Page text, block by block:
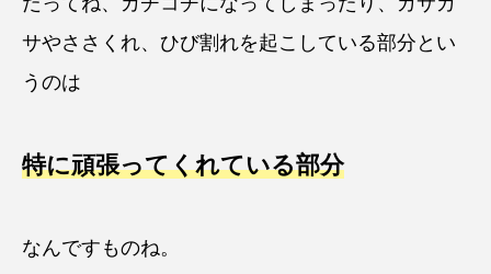
サやささくれ、ひび割れを起こしている部分とい
うのは
特に頑張ってくれている部分
なんですものね。